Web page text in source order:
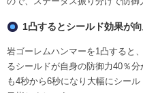
1凸するとシールド効果が
岩ゴーレムハンマーを1凸すると
るシールドが自身の防御力40％
も4秒から6秒になり大幅にシー